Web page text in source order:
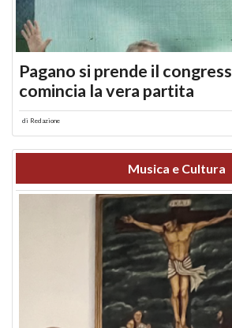
Pagano si prende il
comincia la vera partita
di Redazione
Musica e Cultura